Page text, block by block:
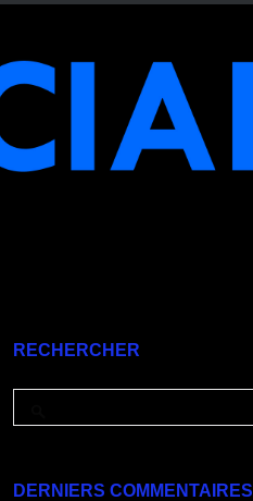
RECHERCHER
DERNIERS COMMENTAIRES